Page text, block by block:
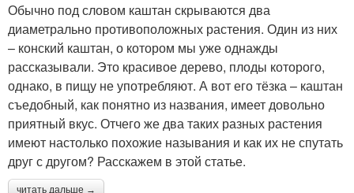
Обычно под словом каштан скрываются два
диаметрально противоположных растения. Один из них
– конский каштан, о котором мы уже однажды
рассказывали. Это красивое дерево, плоды которого,
однако, в пищу не употребляют. А вот его тёзка – каштан
съедобный, как понятно из названия, имеет довольно
приятный вкус. Отчего же два таких разных растения
имеют настолько похожие называния и как их не спутать
друг с другом? Расскажем в этой статье.
читать дальше →